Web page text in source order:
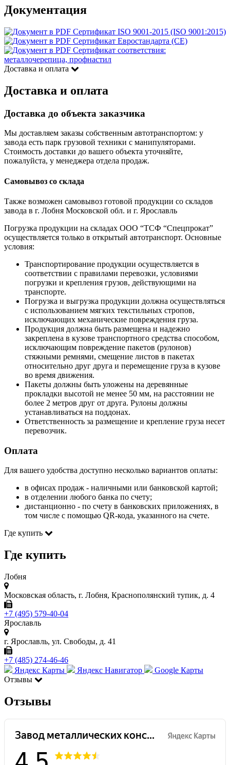
Документация
Сертификат ISO 9001-2015 (ISO 9001:2015)
Сертификат Евростандарта (CE)
Сертификат соответствия:
металлочерепица, профнастил
Доставка и оплата
Доставка и оплата
Доставка до объекта заказчика
Мы доставляем заказы собственным автотранспортом: у
завода есть парк грузовой техники с манипуляторами.
Стоимость доставки до вашего объекта уточняйте,
пожалуйста, у менеджера отдела продаж.
Самовывоз со склада
Также возможен самовывоз готовой продукции со складов
завода в г. Лобня Московской обл. и г. Ярославль
Погрузка продукции на складах ООО “ТСФ “Спецпрокат”
осуществляется только в открытый автотранспорт. Основные
условия:
Транспортирование продукции осуществляется в
соответствии с правилами перевозки, условиями
погрузки и крепления грузов, действующими на
транспорте.
Погрузка и выгрузка продукции должна осуществляться
с использованием мягких текстильных стропов,
исключающих механические повреждения груза.
Продукция должна быть размещена и надежно
закреплена в кузове транспортного средства способом,
исключающим повреждение пакетов (рулонов)
стяжными ремнями, смещение листов в пакетах
относительно друг друга и перемещение груза в кузове
во время движения.
Пакеты должны быть уложены на деревянные
прокладки высотой не менее 50 мм, на расстоянии не
более 2 метров друг от друга. Рулоны должны
устанавливаться на поддонах.
Ответственность за размещение и крепление груза несет
перевозчик.
Оплата
Для вашего удобства доступно несколько вариантов оплаты:
в офисах продаж - наличными или банковской картой;
в отделении любого банка по счету;
дистанционно - по счету в банковских приложениях, в
том числе с помощью QR-кода, указанного на счете.
Где купить
Где купить
Лобня
Московская область, г. Лобня, Краснополянский тупик, д. 4
+7 (495) 579-40-04
Ярославль
г. Ярославль, ул. Свободы, д. 41
+7 (485) 274-46-46
Яндекс Карты
Яндекс Навигатор
Google Карты
Отзывы
Отзывы